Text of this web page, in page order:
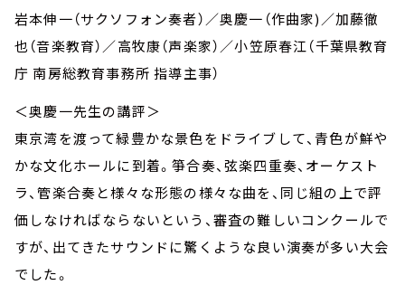
岩本伸一（サクソフォン奏者）／奥慶一（作曲家)／加藤徹
也（音楽教育）／高牧康（声楽家）／小笠原春江（千葉県教育
庁 南房総教育事務所 指導主事）
＜奥慶一先生の講評＞
東京湾を渡って緑豊かな景色をドライブして、青色が鮮や
かな文化ホールに到着。箏合奏、弦楽四重奏、オーケスト
ラ、管楽合奏と様々な形態の様々な曲を、同じ組の上で評
価しなければならないという、審査の難しいコンクールで
すが、出てきたサウンドに驚くような良い演奏が多い大会
でした。